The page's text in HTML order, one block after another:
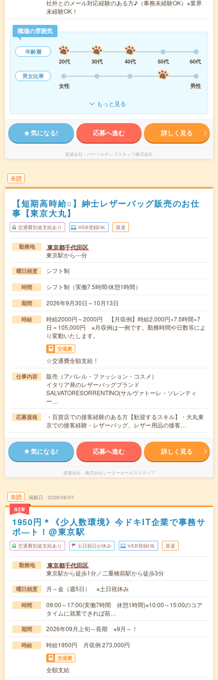
社外とのメール対応経験のある方♪（事務未経験OK）※業界
未経験OK！
職場の雰囲気
年齢層
20代
30代 40代 50代
60代
男女比率
女性
男性
もっと見る
気になる! 応募へ進む 詳しく見る
派遣会社 パーソルテンプスタッフ株式会社
未読
【短期高時給○】紳士レザーバッグ販売のお仕
事【東京大丸】
交通費別途支給あり WEB登録OK 派遣
勤務地 東京都千代田区
東京駅から---分
曜日頻度 シフト制
時間 シフト制（実働7.5時間/休憩1時間）
期間 2026年9月30日～10月13日
時給
時給2000円～2000円 【月収例】時給2,000円×7.5時間×7
日＝105,000円 ※月収例は一例です。勤務時間や日数等によ
り変動いたします。
交通費
☆交通費全額支給！
仕事内容
販売（アパレル・ファッション・コスメ）
イタリア発のレザーバッグブランド
SALVATORESORRENTINO(サルヴァトーレ・ソレンティ
ー…
応募資格
・百貨店での接客経験のある方【歓迎するスキル】・大丸東
京での接客経験・レザーバッグ、レザー用品の接客…
気になる! 応募へ進む 詳しく見る
派遣会社 株式会社シーエーセールススタッフ
未読
NEW
掲載日 2026/08/07
1950円＊《少人数環境》今ドキIT企業で事務サ
ポ―ト！@東京駅
交通費別途支給あり 土日祝日が休み WEB登録OK 派遣
勤務地 東京都千代田区
東京駅から徒歩1分／二重橋前駅から徒歩3分
曜日頻度 月～金（週5日） ※土日祝休み
時間
09:00～17:00(実働7時間 休憩1時間)※10:00～15:00のコア
タイムに就業できれば前…
期間 2026年09月上旬～長期 ※9月～！
時給 時給1950円 月収例 273,000円
交通費
全額支給